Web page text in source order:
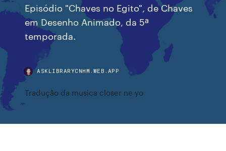
Episódio "Chaves no Egito", de Chaves
em Desenho Animado, da 5ª
temporada.
ASKLIBRARYCNHM.WEB.APP
Tradução da musica closer ne yo